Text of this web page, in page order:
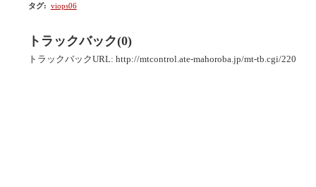
タグ: viops06
トラックバック(0)
トラックバックURL: http://mtcontrol.ate-mahoroba.jp/mt-tb.cgi/220